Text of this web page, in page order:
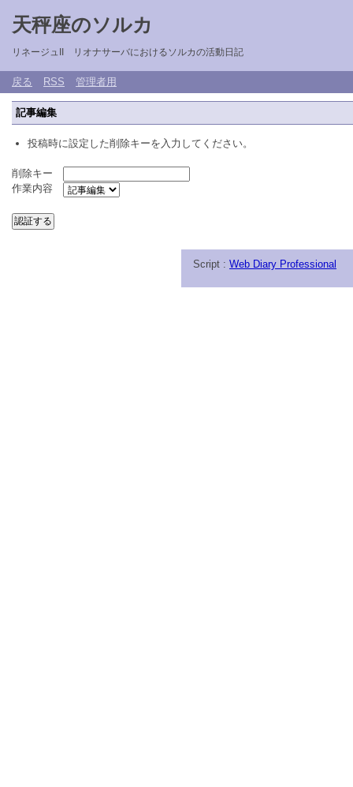
天秤座のソルカ
リネージュII リオナサーバにおけるソルカの活動日記
戻る RSS 管理者用
記事編集
投稿時に設定した削除キーを入力してください。
削除キー
作業内容
Script : Web Diary Professional